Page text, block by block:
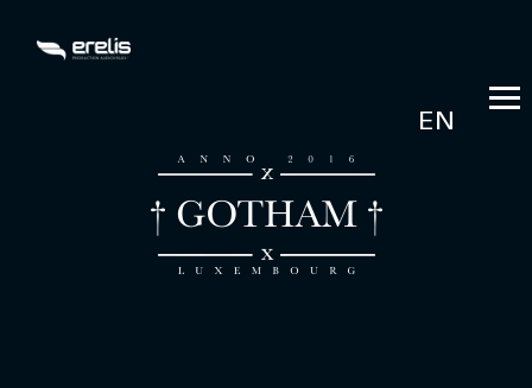
EN